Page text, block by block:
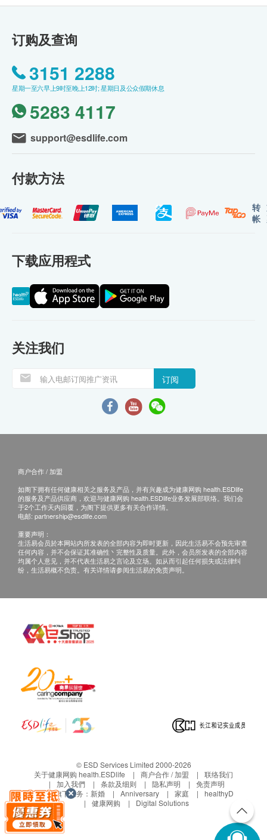
订购及查询
3151 2288
星期一至六早上9时至晚上12时; 星期日及公众假期休息
5283 4117
support@esdlife.com
付款方法
转
帐
下载应用程式
关注我们
订阅
商户合作 / 加盟
如阁下拥有任何健康相关之服务及产品，并有兴趣成为健康网购 health.ESDlife
的服务及产品供应商，欢迎与健康网购 health.ESDlife业务发展部联络。我们会
于2个工作天内回覆，为阁下提供更多有关合作详情。
电邮: partnership@esdlife.com
重要声明：
生活易会员於本网站内所发表的全部内容为即时更新，因此生活易不会预先审查
任何内容，并不会保证其准确性丶完整性及质量。此外，会员所发表的全部内容
均属个人意见，并不代表生活易之言论及立场。如从而引起任何损失或法律纠
纷，生活易概不负责。有关详情请参阅生活易的免责声明。
© ESD Services Limited 2000-2026
关于健康网购 health.ESDlife
商户合作 / 加盟
联络我们
加入我們
条款及细则 隐私声明
免责声明
生活易旗下业务： 新婚 Anniversary 家庭
healthyD
健康网购
Digital Solutions